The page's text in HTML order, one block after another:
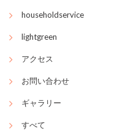
householdservice
lightgreen
アクセス
お問い合わせ
ギャラリー
すべて